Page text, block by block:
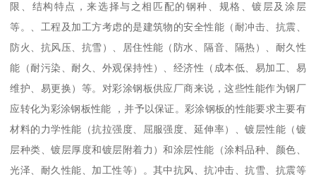
限、结构特点，来选择与之相匹配的钢种、规格、镀层及涂层
等。、工程及加工方考虑的是建筑物的安全性能（耐冲击、抗震、
防火、抗风压、抗雪）、居住性能（防水、隔音、隔热）、耐久性
能（耐污染、耐久、外观保持性）、经济性（成本低、易加工、易
维护、易更换）等。对彩涂钢板供应厂商来说，这些性能作为钢厂
应转化为彩涂钢板性能 ，并予以保证。彩涂钢板的性能要求主要有
材料的力学性能（抗拉强度、屈服强度、延伸率）、镀层性能（镀
层种类、镀层厚度和镀层附着力）和涂层性能（涂料品种、颜色、
光泽、耐久性能、加工性等）。其中抗风、抗冲击、抗雪、抗震等